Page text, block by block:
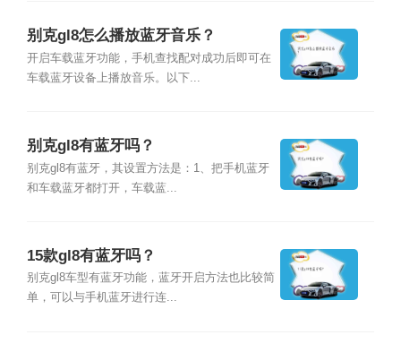
别克gl8怎么播放蓝牙音乐？
开启车载蓝牙功能，手机查找配对成功后即可在
车载蓝牙设备上播放音乐。以下...
别克gl8有蓝牙吗？
别克gl8有蓝牙，其设置方法是：1、把手机蓝牙
和车载蓝牙都打开，车载蓝...
15款gl8有蓝牙吗？
别克gl8车型有蓝牙功能，蓝牙开启方法也比较简
单，可以与手机蓝牙进行连...